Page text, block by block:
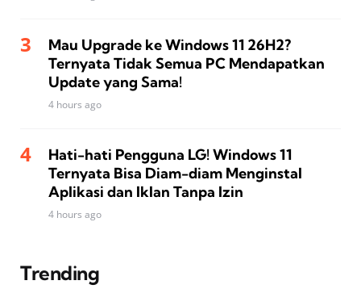
Mau Upgrade ke Windows 11 26H2?
Ternyata Tidak Semua PC Mendapatkan
Update yang Sama!
4 hours ago
Hati-hati Pengguna LG! Windows 11
Ternyata Bisa Diam-diam Menginstal
Aplikasi dan Iklan Tanpa Izin
4 hours ago
Trending